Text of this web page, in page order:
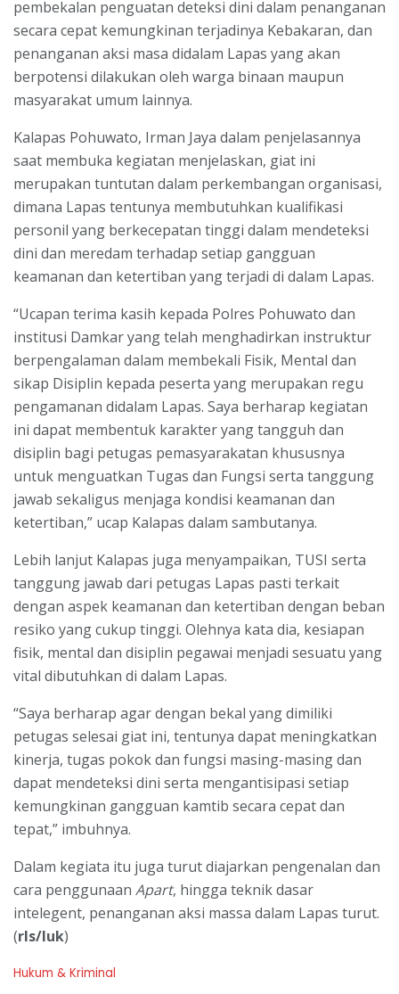
pembekalan penguatan deteksi dini dalam penanganan
secara cepat kemungkinan terjadinya Kebakaran, dan
penanganan aksi masa didalam Lapas yang akan
berpotensi dilakukan oleh warga binaan maupun
masyarakat umum lainnya.
Kalapas Pohuwato, Irman Jaya dalam penjelasannya
saat membuka kegiatan menjelaskan, giat ini
merupakan tuntutan dalam perkembangan organisasi,
dimana Lapas tentunya membutuhkan kualifikasi
personil yang berkecepatan tinggi dalam mendeteksi
dini dan meredam terhadap setiap gangguan
keamanan dan ketertiban yang terjadi di dalam Lapas.
“Ucapan terima kasih kepada Polres Pohuwato dan
institusi Damkar yang telah menghadirkan instruktur
berpengalaman dalam membekali Fisik, Mental dan
sikap Disiplin kepada peserta yang merupakan regu
pengamanan didalam Lapas. Saya berharap kegiatan
ini dapat membentuk karakter yang tangguh dan
disiplin bagi petugas pemasyarakatan khususnya
untuk menguatkan Tugas dan Fungsi serta tanggung
jawab sekaligus menjaga kondisi keamanan dan
ketertiban,” ucap Kalapas dalam sambutanya.
Lebih lanjut Kalapas juga menyampaikan, TUSI serta
tanggung jawab dari petugas Lapas pasti terkait
dengan aspek keamanan dan ketertiban dengan beban
resiko yang cukup tinggi. Olehnya kata dia, kesiapan
fisik, mental dan disiplin pegawai menjadi sesuatu yang
vital dibutuhkan di dalam Lapas.
“Saya berharap agar dengan bekal yang dimiliki
petugas selesai giat ini, tentunya dapat meningkatkan
kinerja, tugas pokok dan fungsi masing-masing dan
dapat mendeteksi dini serta mengantisipasi setiap
kemungkinan gangguan kamtib secara cepat dan
tepat,” imbuhnya.
Dalam kegiata itu juga turut diajarkan pengenalan dan
cara penggunaan Apart, hingga teknik dasar
intelegent, penanganan aksi massa dalam Lapas turut.
(rls/luk)
C
Hukum & Kriminal